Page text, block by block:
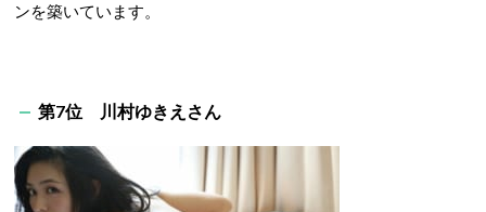
ンを築いています。
第7位 川村ゆきえさん